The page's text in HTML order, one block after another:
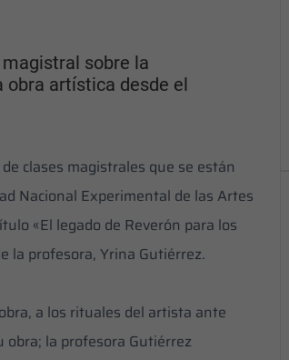
sobre la
artística desde el
clases magistrales que se están
Nacional Experimental de las Artes
«El legado de Reverón para los
la profesora, Yrina Gutiérrez.
a los rituales del artista ante
la profesora Gutiérrez